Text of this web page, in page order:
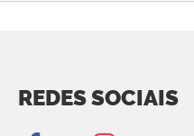
REDES SOCIAIS